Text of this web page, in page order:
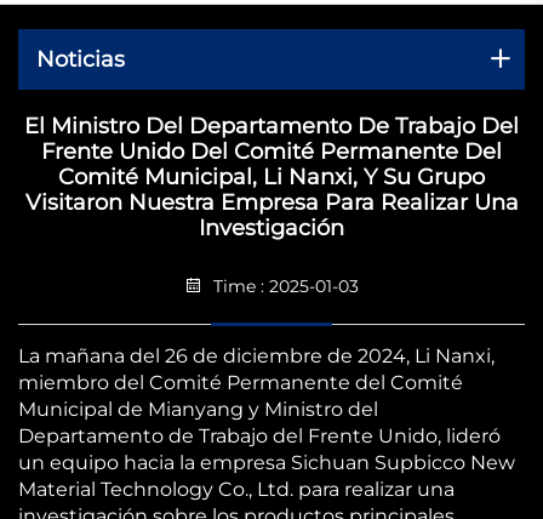
Noticias
El Ministro Del Departamento De Trabajo Del
Frente Unido Del Comité Permanente Del
Comité Municipal, Li Nanxi, Y Su Grupo
Visitaron Nuestra Empresa Para Realizar Una
Investigación
Time : 2025-01-03
La mañana del 26 de diciembre de 2024, Li Nanxi,
miembro del Comité Permanente del Comité
Municipal de Mianyang y Ministro del
Departamento de Trabajo del Frente Unido, lideró
un equipo hacia la empresa Sichuan Supbicco New
Material Technology Co., Ltd. para realizar una